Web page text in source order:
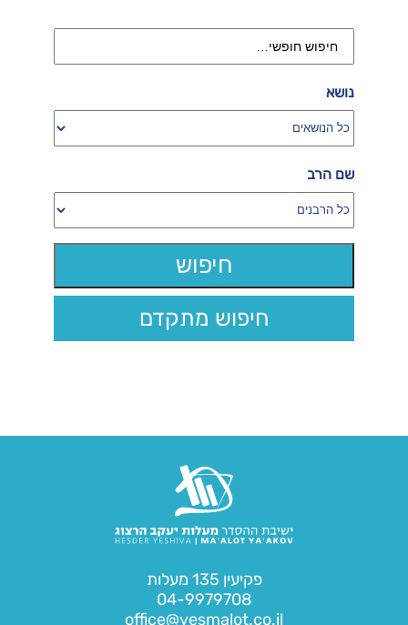
נושא
שם הרב
חיפוש מתקדם
פקיעין 135 מעלות
04-9979708
office@yesmalot.co.il